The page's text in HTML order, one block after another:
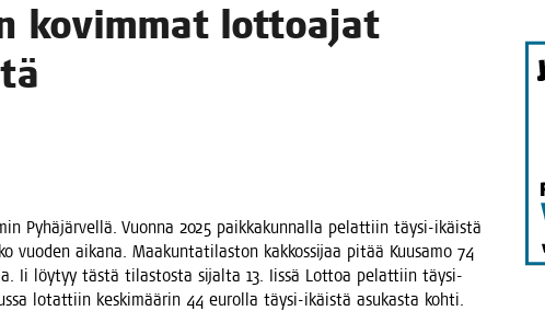
kovim­mat lot­toa­jat
Pyhä­jär­vel­lä. Vuon­na 2025 paik­ka­kun­nal­la pelat­tiin täy­si-ikäis­tä
vuo­den aika­na. Maa­kun­ta­ti­las­ton kak­kos­si­jaa pitää Kuusa­mo 74
Ii löy­tyy täs­tä tilas­tos­ta sijal­ta 13. Iis­sä Lot­toa pelat­tiin täy­si-
lotat­tiin kes­ki­mää­rin 44 eurol­la täy­si-ikäis­tä asu­kas­ta kohti.